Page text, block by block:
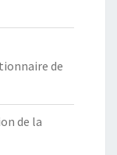
de
de la